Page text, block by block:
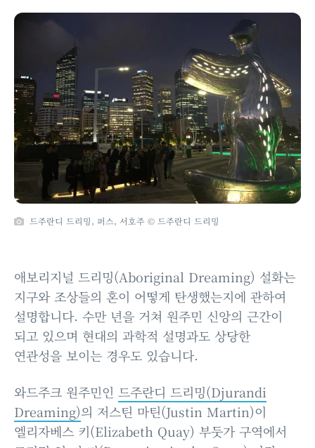
드주란디 드리밍, 퍼스, 서호주 © 드주란디 드리밍
애보리지널 드리밍(Aboriginal Dreaming) 설화는
지구와 조상들의 혼이 어떻게 탄생했는지에 관하여
설명합니다. 수만 년을 거쳐 원주민 신앙의 근간이
되고 있으며 현대의 과학적 설명과도 상당한
연관성을 보이는 경우도 있습니다.
와드주크 원주민인 드주란디 드리밍(Djurandi
Dreaming)의 저스틴 마틴(Justin Martin)이
엘리자베스 키(Elizabeth Quay) 부둣가 구역에서